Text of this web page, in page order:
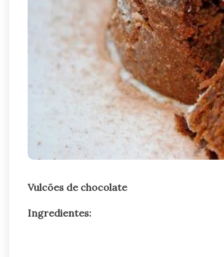
Vulcões de chocolate
Ingredientes: